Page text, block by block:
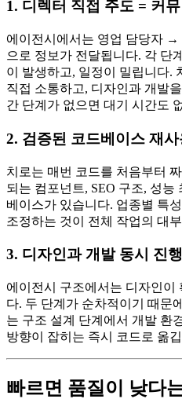
1. 디렉터 직접 주도 = 커
에이전시에서는 영업 담당자
으로 정보가 전달됩니다. 각 단
이 발생하고, 일정이 밀립니다.
직접 소통하고, 디자인과 개발
간 단계가 없으면 대기 시간도
2. 검증된 코드베이스 재사
치로는 매번 코드를 처음부터
되는 컴포넌트, SEO 구조, 성능
베이스가 있습니다. 업종별 특
조정하는 것이 전체 작업의 대
3. 디자인과 개발 동시 진행
에이전시 구조에서는 디자인이
다. 두 단계가 순차적이기 때문
는 구조 설계 단계에서 개발 환
방향이 잡히는 즉시 코드로 옮
빠르면 품질이 낮다